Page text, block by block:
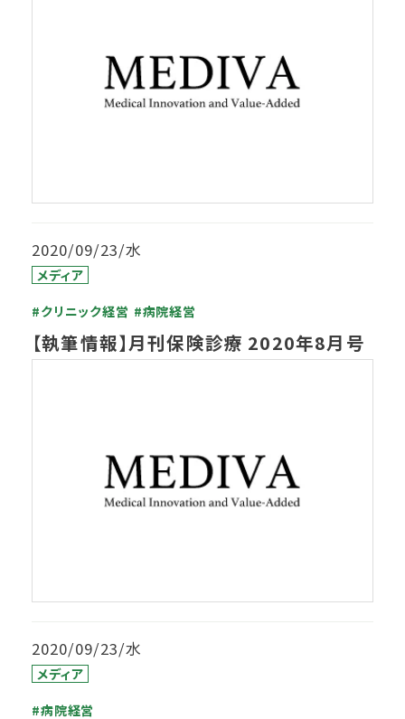
2020/09/23/水
メディア
#クリニック経営 #病院経営
【執筆情報】月刊保険診療 2020年8月号
2020/09/23/水
メディア
#病院経営